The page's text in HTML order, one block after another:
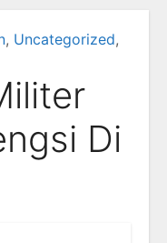
, Uncategorized,
Di